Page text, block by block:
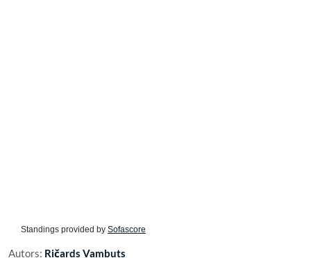
Standings provided by Sofascore
Autors: Ričards Vambuts